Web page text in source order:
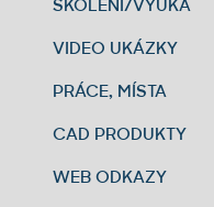
ŠKOLENÍ/VÝUKA
VIDEO UKÁZKY
PRÁCE, MÍSTA
CAD PRODUKTY
WEB ODKAZY